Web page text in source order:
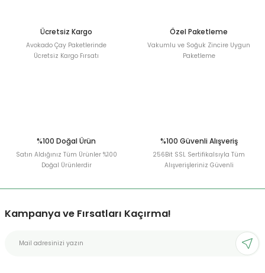
Ücretsiz Kargo
Avokado Çay Paketlerinde
Ücretsiz Kargo Fırsatı
Özel Paketleme
Vakumlu ve Soğuk Zincire Uygun
Paketleme
%100 Doğal Ürün
Satın Aldığınız Tüm Ürünler %100
Doğal Ürünlerdir
%100 Güvenli Alışveriş
256Bit SSL Sertifikalsıyla Tüm
Alışverişleriniz Güvenli
Kampanya ve Fırsatları Kaçırma!